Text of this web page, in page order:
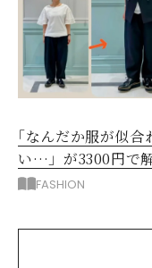
｢なんだか服が似合
い…」が3300円で
阪神梅田のサービス
FASHION